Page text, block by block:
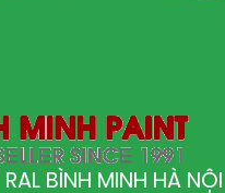
BÌNH MINH HÀ NỘI